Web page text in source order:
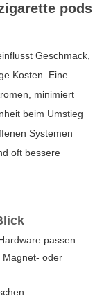
pods
Geschmack,
Kosten. Eine
minimiert
beim Umstieg
Systemen
oft bessere
passen.
Magnet- oder